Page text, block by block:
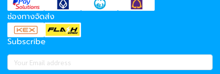
ช่องทางจัดส่ง
Subscribe